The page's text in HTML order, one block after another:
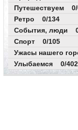
Путешествуем 0/
Ретро 0/134
События, люди
Спорт 0/105
Ужасы нашего
Улыбаемся 0/